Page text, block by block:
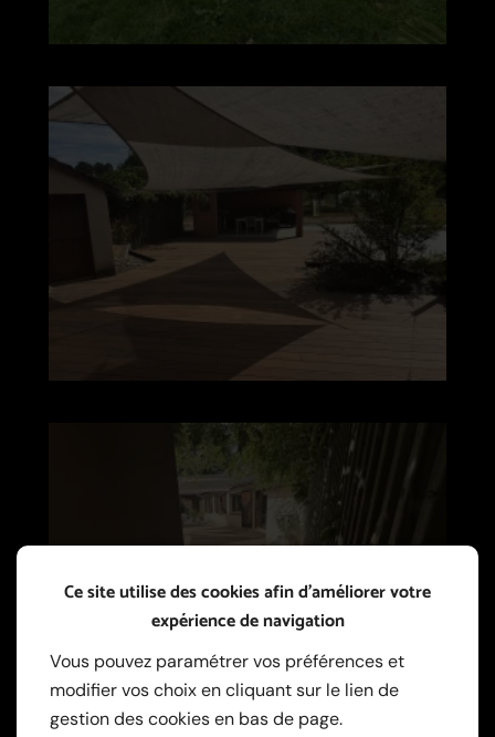
Ce site utilise des cookies afin d’améliorer votre
expérience de navigation
Vous pouvez paramétrer vos préférences et
modifier vos choix en cliquant sur le lien de
gestion des cookies en bas de page.